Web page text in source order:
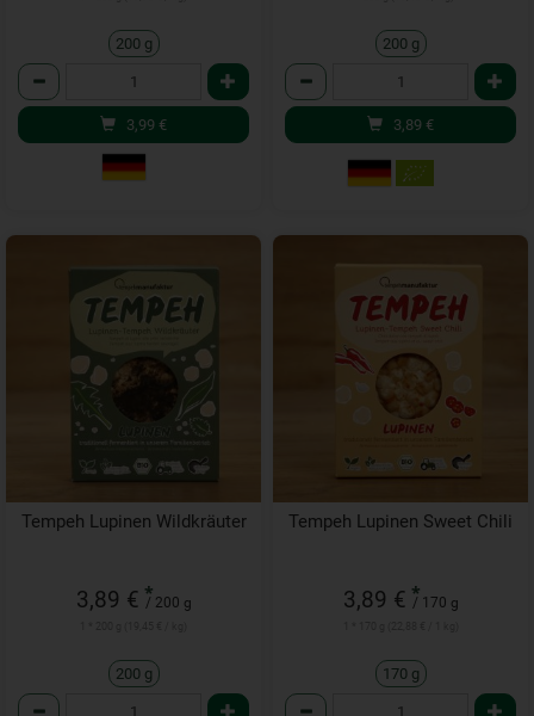
200 g
Anzahl
3,99 €
200 g
Anzahl
3,89 €
Tempeh Lupinen Wildkräuter
3,89 € *
/ 200 g
200 g
Anzahl
Tempeh Lupinen Sweet Chili
3,89 € *
/ 170 g
170 g
Anzahl